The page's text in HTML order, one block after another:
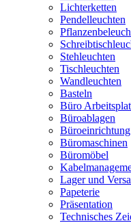
Lichterketten
Pendelleuchten
Stehleuchten
Tischleuchten
Wandleuchten
Basteln
Büro
Büroablagen
Büroeinrichtung
Büromaschinen
Büromöbel
Lager und
Papeterie
Präsentation
Technisches